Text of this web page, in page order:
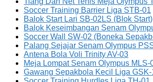
Soccer Training Barrier Liga STB-01
Balok Start Lari SB-02LS (Blok Start)
Balok Keseimbangan Senam
Soccer Wall SW-02 (Boneka
Palang Sejajar Senam Olympus
Antena Bola Voli Trinity AV-03
Meja Lompat Senam Olympus MLS-
Gawang Sepakbola Kecil Liga